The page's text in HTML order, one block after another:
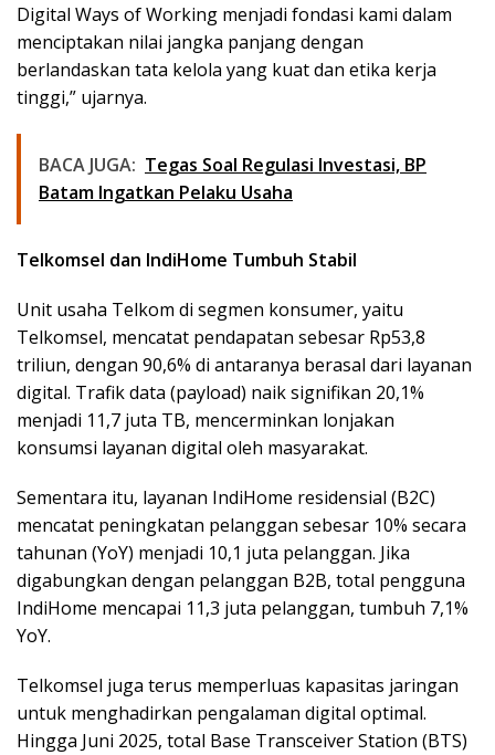
Digital Ways of Working menjadi fondasi kami dalam
menciptakan nilai jangka panjang dengan
berlandaskan tata kelola yang kuat dan etika kerja
tinggi,” ujarnya.
BACA JUGA: Tegas Soal Regulasi Investasi, BP
Batam Ingatkan Pelaku Usaha
Telkomsel dan IndiHome Tumbuh Stabil
Unit usaha Telkom di segmen konsumer, yaitu
Telkomsel, mencatat pendapatan sebesar Rp53,8
triliun, dengan 90,6% di antaranya berasal dari layanan
digital. Trafik data (payload) naik signifikan 20,1%
menjadi 11,7 juta TB, mencerminkan lonjakan
konsumsi layanan digital oleh masyarakat.
Sementara itu, layanan IndiHome residensial (B2C)
mencatat peningkatan pelanggan sebesar 10% secara
tahunan (YoY) menjadi 10,1 juta pelanggan. Jika
digabungkan dengan pelanggan B2B, total pengguna
IndiHome mencapai 11,3 juta pelanggan, tumbuh 7,1%
YoY.
Telkomsel juga terus memperluas kapasitas jaringan
untuk menghadirkan pengalaman digital optimal.
Hingga Juni 2025, total Base Transceiver Station (BTS)